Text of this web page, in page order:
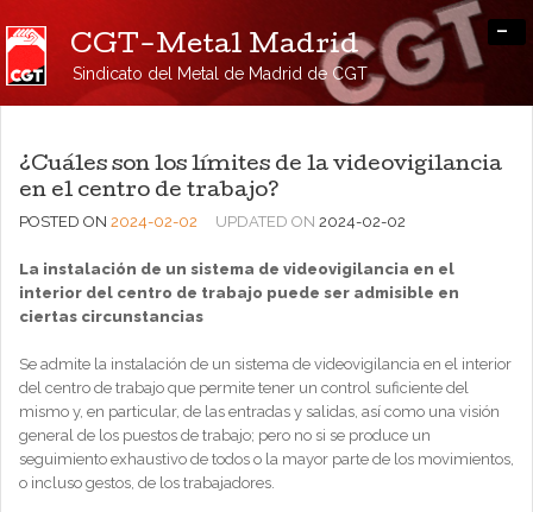
CGT-Metal Madrid
Sindicato del Metal de Madrid de CGT
-
¿Cuáles son los límites de la videovigilancia
en el centro de trabajo?
POSTED ON 2024-02-02 UPDATED ON 2024-02-02
La instalación de un sistema de videovigilancia en el
interior del centro de trabajo puede ser admisible en
ciertas circunstancias
Se admite la instalación de un sistema de videovigilancia en el interior
del centro de trabajo que permite tener un control suficiente del
mismo y, en particular, de las entradas y salidas, así como una visión
general de los puestos de trabajo; pero no si se produce un
seguimiento exhaustivo de todos o la mayor parte de los movimientos,
o incluso gestos, de los trabajadores.